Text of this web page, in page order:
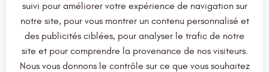
La Carte
Notre approche
Nos restaurants
Nos Jobs
suivi pour améliorer votre expérience de navigation sur
notre site, pour vous montrer un contenu personnalisé et
des publicités ciblées, pour analyser le trafic de notre
site et pour comprendre la provenance de nos visiteurs.
Nous vous donnons le contrôle sur ce que vous souhaitez